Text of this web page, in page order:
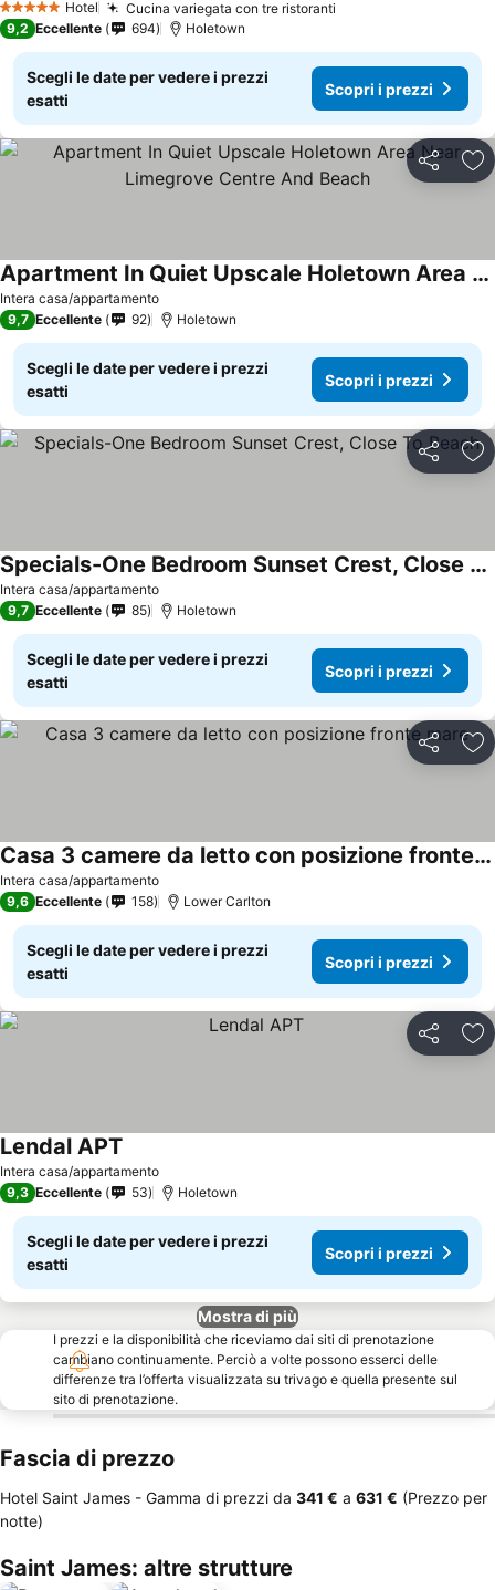
5 Stelle Hotel Cucina variegata con tre ristoranti
9,2 Eccellente 694 Holetown
Scegli le date per vedere i prezzi
esatti
Scopri i prezzi
Condividi
Intera casa/appartamento
Apartment In Quiet Upscale Holetown Area Near Limegrove Centre And Beach
Scopri i prezzi
9,7 Eccellente 92 Holetown
Scegli le date per vedere i prezzi
esatti
Scopri i prezzi
Condividi
Intera casa/appartamento
Specials-One Bedroom Sunset Crest, Close To Beach
Scopri i prezzi
9,7 Eccellente 85 Holetown
Scegli le date per vedere i prezzi
esatti
Scopri i prezzi
Condividi
Intera casa/appartamento
Casa 3 camere da letto con posizione fronte mare
Scopri i prezzi
9,6 Eccellente 158 Lower Carlton
Scegli le date per vedere i prezzi
esatti
Scopri i prezzi
Condividi
Intera casa/appartamento
Lendal APT
9,3 Eccellente 53 Holetown
Scegli le date per vedere i prezzi
esatti
Scopri i prezzi
Mostra di più
I prezzi e la disponibilità che riceviamo dai siti di prenotazione
cambiano continuamente. Perciò a volte possono esserci delle
differenze tra l’offerta visualizzata su trivago e quella presente sul
sito di prenotazione.
Fascia di prezzo
Hotel Saint James - Gamma di prezzi da ‎341 € a ‎631 € (Prezzo per
notte)
Saint James: altre strutture